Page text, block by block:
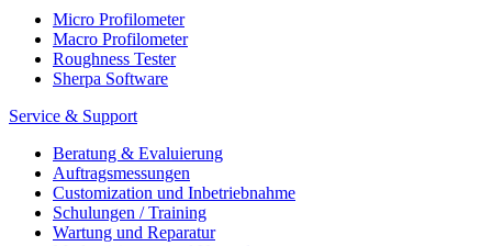
Micro Profilometer
Macro Profilometer
Roughness Tester
Sherpa Software
Service & Support
Beratung & Evaluierung
Auftragsmessungen
Customization und Inbetriebnahme
Schulungen / Training
Wartung und Reparatur